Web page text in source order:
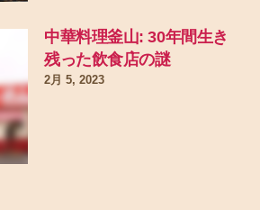
中華料理釜山: 30年間生き
残った飲食店の謎
2月 5, 2023